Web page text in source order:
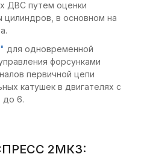
ДВС путем оценки
в основном на
для одновременной
форсунками
первичной цепи
катушек в двигателях с
до 6.
2МК3: